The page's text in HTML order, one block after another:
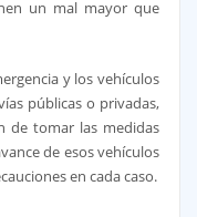
un mal mayor que
y los vehículos
públicas o privadas,
de tomar las medidas
de esos vehículos
en cada caso.